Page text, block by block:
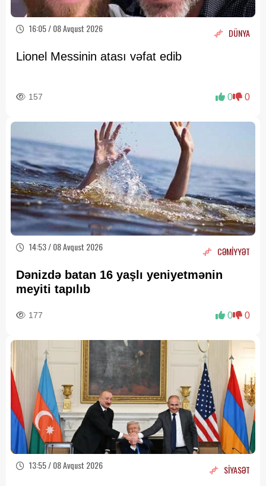
16:05 / 08 Avqust 2026 DÜNYA
Lionel Messinin atası vəfat edib
157 0 0
14:53 / 08 Avqust 2026 CƏMİYYƏT
Dənizdə batan 16 yaşlı yeniyetmənin
meyiti tapılıb
177 0 0
13:55 / 08 Avqust 2026 SİYASƏT